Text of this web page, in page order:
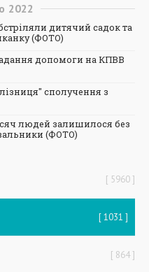
2022
дитячий садок та
(ФОТО)
допомоги на КПВВ
сполучення з
людей залишилося без
(ФОТО)
5960
1031
864